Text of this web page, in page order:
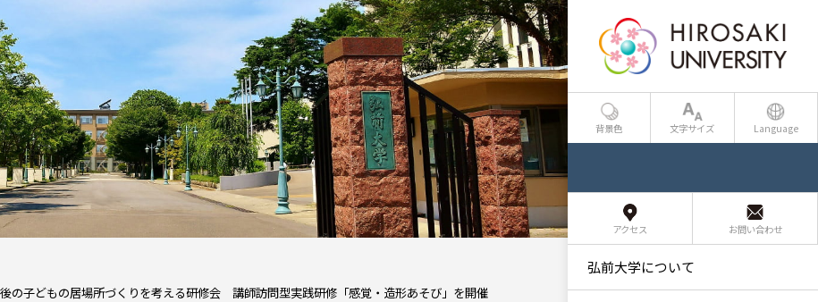
の子どもの居場所づくりを考える研修会 講師訪問型実践研修「感覚・造形あそび」を開催
背景色 文字サイズ Language
アクセス お問い合わせ
弘前大学について